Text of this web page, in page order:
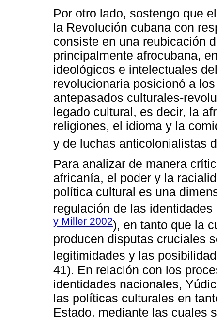
Por otro lado, sostengo que
la Revolución cubana con
consiste en una reubicación
principalmente afrocubana,
ideológicos e intelectuales
revolucionaria posicionó a
antepasados culturales-
legado cultural, es decir, la
religiones, el idioma y la
y de luchas anticolonialistas
Para analizar de manera
africanía, el poder y la
política cultural es una
regulación de las identidades
y Miller 2002), en tanto que la
producen disputas cruciales
legitimidades y las
41). En relación con los
identidades nacionales,
las políticas culturales en
Estado, mediante las cuales